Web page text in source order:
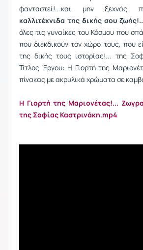
φανταστεί!...και μην ξεχνάς
καλλιτέχνιδα της δικής σου
όλες τις γυναίκες του Κόσμου που
που διεκδικούν τον χώρο τους, που
της δικής τους ιστορίας!... της
Τίτλος Έργου: Η Γιορτή της
πίνακας με ακρυλικά χρώματα σε
Η Γιορτή της Μαριονέτας!...
της Σοφίας Καστρινάκη.mp4